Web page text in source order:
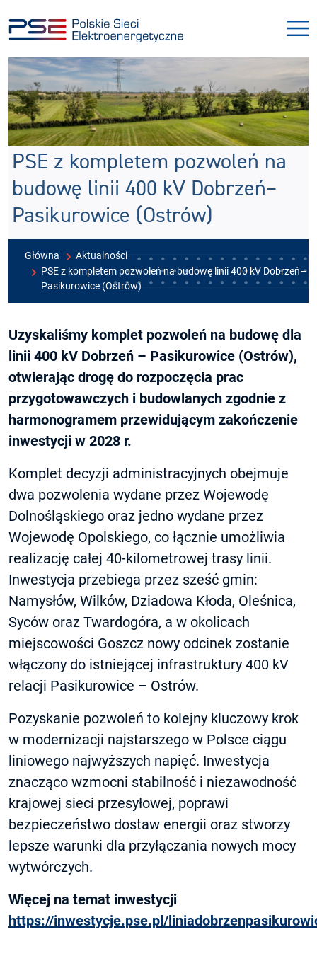
do
menu
do
treści
PSE z kompletem pozwoleń na
budowę linii 400 kV Dobrzeń–
Pasikurowice (Ostrów)
Główna
Aktualności
PSE z kompletem pozwoleń na budowę linii 400 kV Dobrzeń–
Pasikurowice (Ostrów)
Uzyskaliśmy komplet pozwoleń na budowę dla
linii 400 kV Dobrzeń – Pasikurowice (Ostrów),
otwierając drogę do rozpoczęcia prac
przygotowawczych i budowlanych zgodnie z
harmonogramem przewidującym zakończenie
inwestycji w 2028 r.
Komplet decyzji administracyjnych obejmuje
dwa pozwolenia wydane przez Wojewodę
Dolnośląskiego oraz jedno wydane przez
Wojewodę Opolskiego, co łącznie umożliwia
realizację całej 40‑kilometrowej trasy linii.
Inwestycja przebiega przez sześć gmin:
Namysłów, Wilków, Dziadowa Kłoda, Oleśnica,
Syców oraz Twardogóra, a w okolicach
miejscowości Goszcz nowy odcinek zostanie
włączony do istniejącej infrastruktury 400 kV
relacji Pasikurowice – Ostrów.
Pozyskanie pozwoleń to kolejny kluczowy krok
w modernizacji najstarszego w Polsce ciągu
liniowego najwyższych napięć. Inwestycja
znacząco wzmocni stabilność i niezawodność
krajowej sieci przesyłowej, poprawi
bezpieczeństwo dostaw energii oraz stworzy
lepsze warunki dla przyłączania nowych mocy
wytwórczych.
Więcej na temat inwestycji
https://inwestycje.pse.pl/